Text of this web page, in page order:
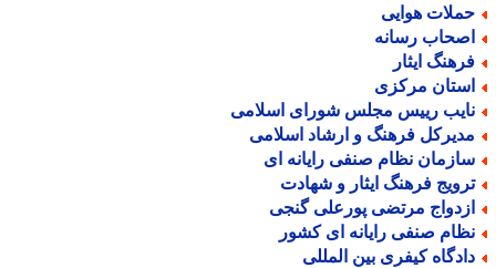
هوایی
رسانه
ایثار
مرکزی
رییس مجلس شورای اسلامی
فرهنگ و ارشاد اسلامی
نظام صنفی رایانه ای
فرهنگ ایثار و شهادت
مرتضی پورعلی گنجی
صنفی رایانه ای کشور
کیفری بین المللی